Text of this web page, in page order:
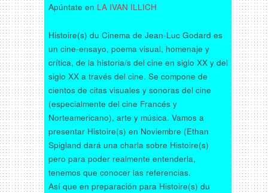
Apúntate en LA IVAN ILLICH
Histoire(s) du Cinema de Jean-Luc Godard es
un cine-ensayo, poema visual, homenaje y
crítica, de la historia/s del cine en siglo XX y del
siglo XX a través del cine. Se compone de
cientos de citas visuales y sonoras del cine
(especialmente del cine Francés y
Norteamericano), arte y música. Vamos a
presentar Histoire(s) en Noviembre (Ethan
Spigland dará una charla sobre Histoire(s)
pero para poder realmente entenderla,
tenemos que conocer las referencias.
Así que en preparación para Histoire(s) du